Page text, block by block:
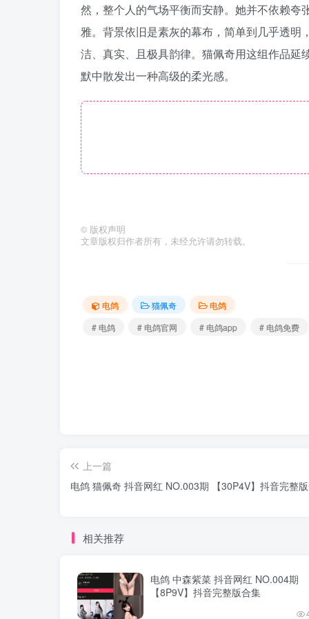
然，整个人的气场平衡而安静。她并不依赖
雅。背景依旧是素灰的幕布，简单到几乎透
洁、真实、且极具韵律。猫佩奇用这组作品
默中散发出一种高级的柔光感。
© 版权声明
文章版权归作者所有，未经允许请勿转载。
电鸽 猫佩奇
电鸽
# 电鸽
# 电鸽官网 # 电鸽app # 电鸽免费
上一篇
电鸽 猫佩奇 抖音网红 NO.003期 【30P4V】抖音完整
相关推荐
电鸽 中森紫菜 抖音网红 NO.004期
【8P9V】抖音完整版合集